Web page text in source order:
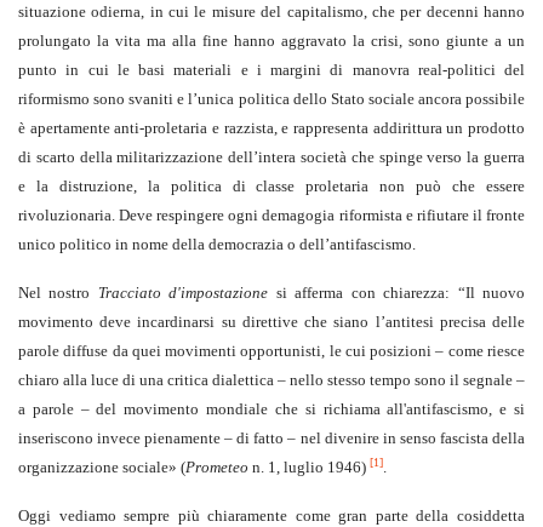
situazione odierna, in cui le misure del capitalismo, che per decenni hanno
prolungato la vita ma alla fine hanno aggravato la crisi, sono giunte a un
punto in cui le basi materiali e i margini di manovra real-politici del
riformismo sono svaniti e l’unica politica dello Stato sociale ancora possibile
è apertamente anti-proletaria e razzista, e rappresenta addirittura un prodotto
di scarto della militarizzazione dell’intera società che spinge verso la guerra
e la distruzione, la politica di classe proletaria non può che essere
rivoluzionaria. Deve respingere ogni demagogia riformista e rifiutare il fronte
unico politico in nome della democrazia o dell’antifascismo.
Nel nostro Tracciato d'impostazione si afferma con chiarezza: “Il nuovo
movimento deve incardinarsi su direttive che siano l’antitesi precisa delle
parole diffuse da quei movimenti opportunisti, le cui posizioni – come riesce
chiaro alla luce di una critica dialettica – nello stesso tempo sono il segnale –
a parole – del movimento mondiale che si richiama all'antifascismo, e si
inseriscono invece pienamente – di fatto – nel divenire in senso fascista della
organizzazione sociale» (Prometeo n. 1, luglio 1946) [1].
Oggi vediamo sempre più chiaramente come gran parte della cosiddetta